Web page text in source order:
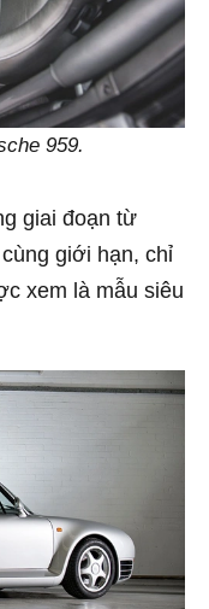
959.
giai đoạn từ
giới hạn, chỉ
xem là mẫu siêu